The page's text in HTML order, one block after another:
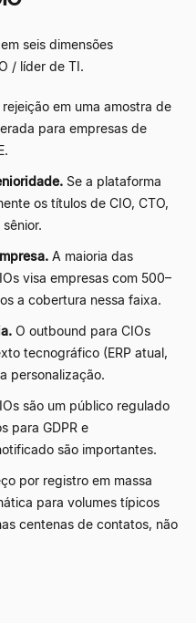
seis dimensões
/ líder de TI.
em uma amostra de
para empresas de
Se a plataforma
os títulos de CIO, CTO,
A maioria das
visa empresas com 500–
a cobertura nessa faixa.
O outbound para CIOs
tecnográfico (ERP atual,
personalização.
são um público regulado
para GDPR e
são importantes.
por registro em massa
para volumes típicos
centenas de contatos, não